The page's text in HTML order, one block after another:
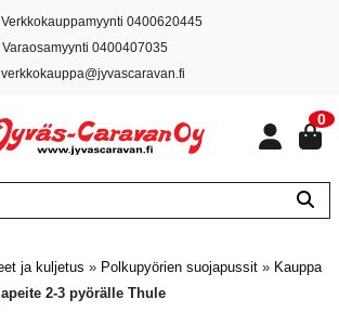
Verkkokauppamyynti 0400620445
Varaosamyynti 0400407035
verkkokauppa@jyvascaravan.fi
0
ja kuljetus » Polkupyörien suojapussit » Kauppa
2-3 pyörälle Thule